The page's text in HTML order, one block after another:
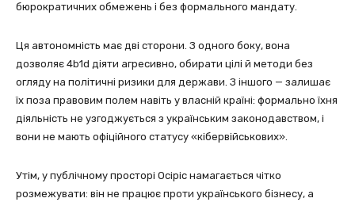
бюрократичних обмежень і без формального мандату.
Ця автономність має дві сторони. З одного боку, вона
дозволяє 4b1d діяти агресивно, обирати цілі й методи без
огляду на політичні ризики для держави. З іншого — залишає
їх поза правовим полем навіть у власній країні: формально їхня
діяльність не узгоджується з українським законодавством, і
вони не мають офіційного статусу «кібервійськових».
Утім, у публічному просторі Осіріс намагається чітко
розмежувати: він не працює проти українського бізнесу, а